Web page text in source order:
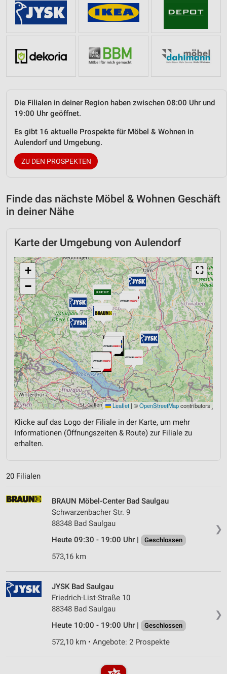
Die Filialen in deiner Region haben zwischen 08:00 Uhr und
19:00 Uhr geöffnet.
Es gibt 16 aktuelle Prospekte für Möbel & Wohnen in
Aulendorf und Umgebung.
ZU DEN PROSPEKTEN
Finde das nächste Möbel & Wohnen Geschäft
in deiner Nähe
Karte der Umgebung von Aulendorf
⛶
+
−
Leaflet | ©OpenStreetMapcontributors
Klicke auf das Logo der Filiale in der Karte, um mehr
Informationen (Öffnungszeiten & Route) zur Filiale zu
erhalten.
20 Filialen
❯
BRAUN Möbel-Center Bad Saulgau
Schwarzenbacher Str. 9
88348 Bad Saulgau
Heute 09:30 - 19:00 Uhr |
Geschlossen
573,16 km
❯
JYSK Bad Saulgau
Friedrich-List-Straße 10
88348 Bad Saulgau
Heute 10:00 - 19:00 Uhr |
Geschlossen
572,10 km • Angebote: 2 Prospekte